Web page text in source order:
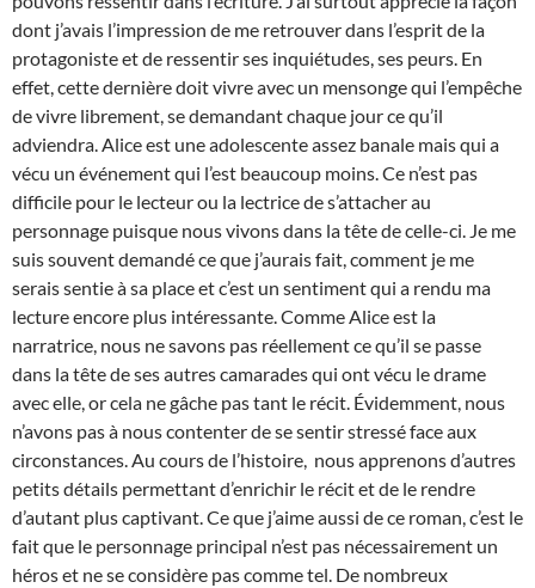
dont j’avais l’impression de me retrouver dans l’esprit de la
protagoniste et de ressentir ses inquiétudes, ses peurs. En
effet, cette dernière doit vivre avec un mensonge qui l’empêche
de vivre librement, se demandant chaque jour ce qu’il
adviendra. Alice est une adolescente assez banale mais qui a
vécu un événement qui l’est beaucoup moins. Ce n’est pas
difficile pour le lecteur ou la lectrice de s’attacher au
personnage puisque nous vivons dans la tête de celle-ci. Je me
suis souvent demandé ce que j’aurais fait, comment je me
serais sentie à sa place et c’est un sentiment qui a rendu ma
lecture encore plus intéressante. Comme Alice est la
narratrice, nous ne savons pas réellement ce qu’il se passe
dans la tête de ses autres camarades qui ont vécu le drame
avec elle, or cela ne gâche pas tant le récit. Évidemment, nous
n’avons pas à nous contenter de se sentir stressé face aux
circonstances. Au cours de l’histoire, nous apprenons d’autres
petits détails permettant d’enrichir le récit et de le rendre
d’autant plus captivant. Ce que j’aime aussi de ce roman, c’est le
fait que le personnage principal n’est pas nécessairement un
héros et ne se considère pas comme tel. De nombreux